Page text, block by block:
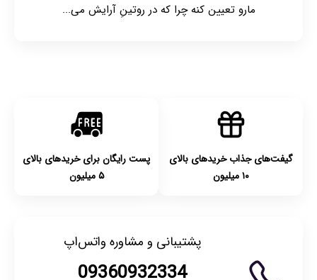
مارو تعیین کنه چرا که در روتینِ آرایش می...
گیفت‌های جذاب خریدهای بالای
۱۰ میلیون
پست رایگان برای خریدهای بالای
۵ میلیون
پشتیبانی و مشاوره واتس‌اپ
09360932334